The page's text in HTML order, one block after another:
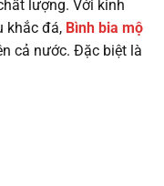
lượng. Với kinh
khắc đá, Bình bia mộ
cả nước. Đặc biệt là